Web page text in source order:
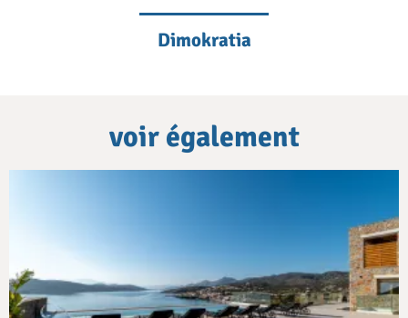
Dimokratia
voir également